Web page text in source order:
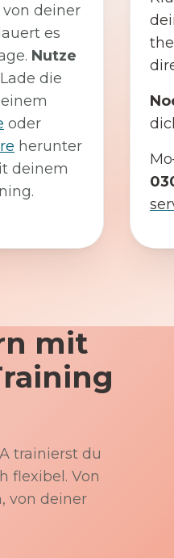
von deiner
es
Nutze
Lade die
oder
herunter
deinem
mit
trainierst du
flexibel. Von
von deiner